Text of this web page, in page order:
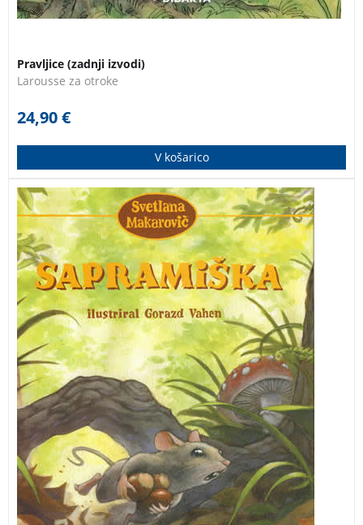
Pravljice (zadnji izvodi)
Larousse za otroke
24,90€
V košarico
Najbolj slavna slovenska miška praznuje 40. obletnico
prvega izida. Priljubljena zgodba pripoveduje o miški,
ki je dobila tri slastne lešnike, a do okusnega jedrca
žal ni mogla, ker si je zlomila zob. Obredla je prijatelje,
da bi ji pomagali, a je bila le ob lešnike.